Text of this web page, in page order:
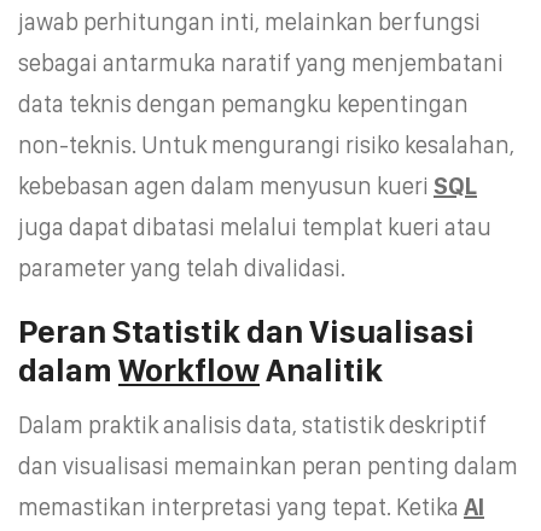
jawab perhitungan inti, melainkan berfungsi
sebagai antarmuka naratif yang menjembatani
data teknis dengan pemangku kepentingan
non-teknis. Untuk mengurangi risiko kesalahan,
kebebasan agen dalam menyusun kueri SQL
juga dapat dibatasi melalui templat kueri atau
parameter yang telah divalidasi.
Peran Statistik dan Visualisasi
dalam WorkflowAnalitik
Dalam praktik analisis data, statistik deskriptif
dan visualisasi memainkan peran penting dalam
memastikan interpretasi yang tepat. Ketika AI